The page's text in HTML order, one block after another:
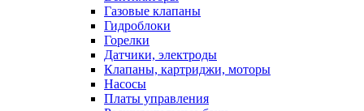
Газовые клапаны
Гидроблоки
Горелки
Датчики, электроды
Клапаны, картриджи, моторы
Насосы
Платы управления